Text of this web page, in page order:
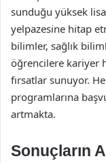
sunduğu yüksek
yelpazesine hitap
bilimler, sağlık
öğrencilere kariyer
fırsatlar sunuyor.
programlarına
artmakta.
Sonuçların